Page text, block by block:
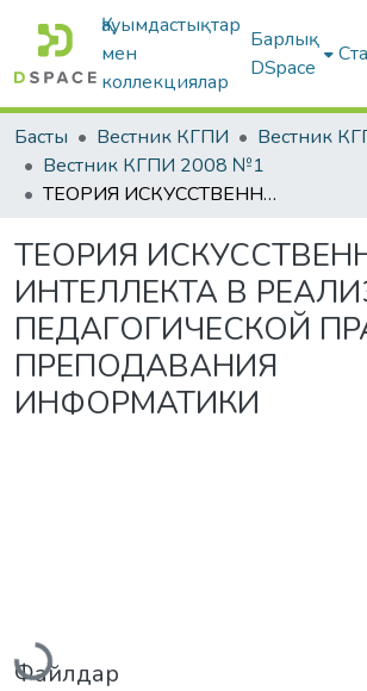
Қауымдастықтар
мен
коллекциялар
Барлық
DSpace
Басты Вестник КГПИ
Вестник
Вестник КГПИ 2008 №1
ТЕОРИЯ ИСКУССТВЕННОГО ИНТЕЛЛЕКТА В РЕАЛИЗАЦИИ ПЕДАГОГИЧЕСКОЙ ПРАКТИКИ ПРЕПОДАВАНИЯ ИНФОРМАТИКИ
ТЕОРИЯ
ИНТЕЛЛЕКТА В
ПЕДАГОГИЧЕСКОЙ
ПРЕПОДАВАНИЯ
ИНФОРМАТИКИ
Жүктеу...
Файлдар